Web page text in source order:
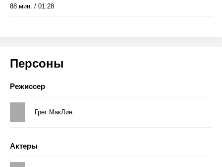
88 мин. / 01:28
Персоны
Режиссер
Грег МакЛин
Актеры